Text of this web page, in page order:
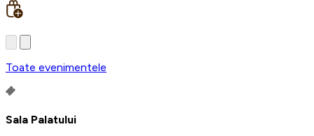
Toate evenimentele
Sala Palatului